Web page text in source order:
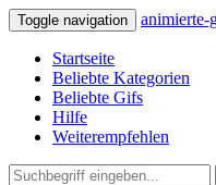
Toggle navigation animierte-
Startseite
Beliebte Kategorien
Beliebte Gifs
Hilfe
Weiterempfehlen